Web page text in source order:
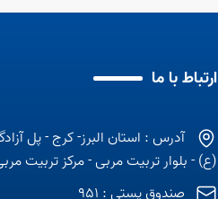
ارتباط با ما
آدرس : استان البرز- کرج - پل
(ع) - بلوار تربیت مربی - مرکز تربیت
صندوق پستی : 951